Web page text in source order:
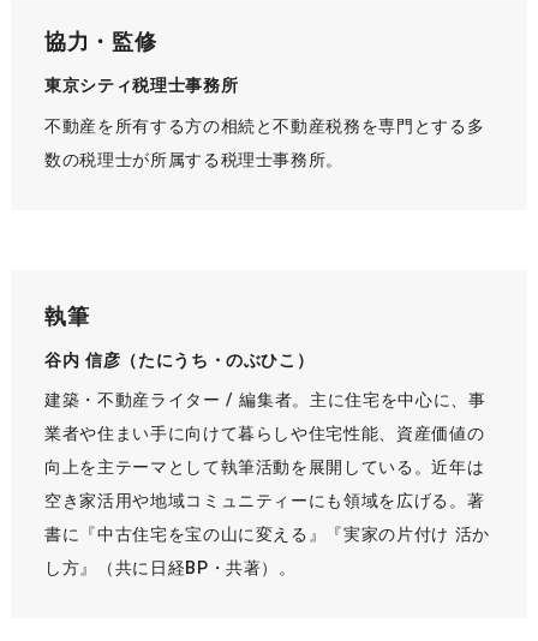
協力・監修
東京シティ税理士事務所
不動産を所有する方の相続と不動産税務を専門とする多
数の税理士が所属する税理士事務所。
執筆
谷内 信彦（たにうち・のぶひこ）
建築・不動産ライター / 編集者。主に住宅を中心に、事
業者や住まい手に向けて暮らしや住宅性能、資産価値の
向上を主テーマとして執筆活動を展開している。近年は
空き家活用や地域コミュニティーにも領域を広げる。著
書に『中古住宅を宝の山に変える』『実家の片付け 活か
し方』（共に日経BP・共著）。